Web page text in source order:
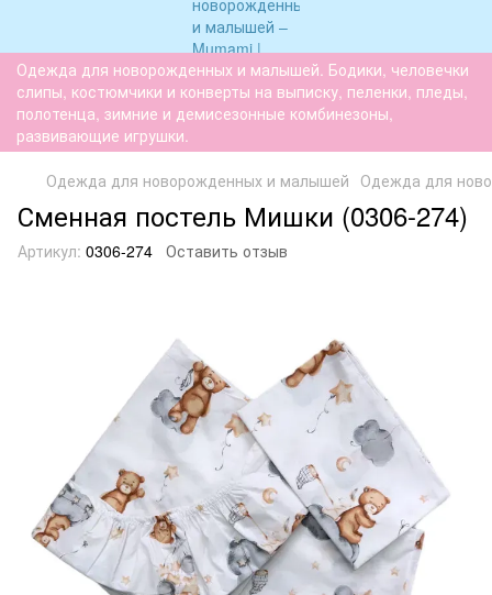
Одежда для новорожденных и малышей. Бодики, человечки
слипы, костюмчики и конверты на выписку, пеленки, пледы,
полотенца, зимние и демисезонные комбинезоны,
развивающие игрушки.
Одежда для новорожденных и малышей Одежда для
Сменная постель Мишки (0306-274)
Артикул: 0306-274 Оставить отзыв